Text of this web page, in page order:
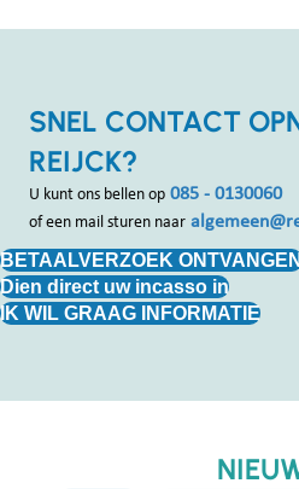
SNEL CONTACT
REIJCK?
U kunt ons bellen op 085 - 0130060
of een mail sturen naar
BETAALVERZOEK
Dien direct uw incasso in
IK WIL GRAAG INFORMATIE